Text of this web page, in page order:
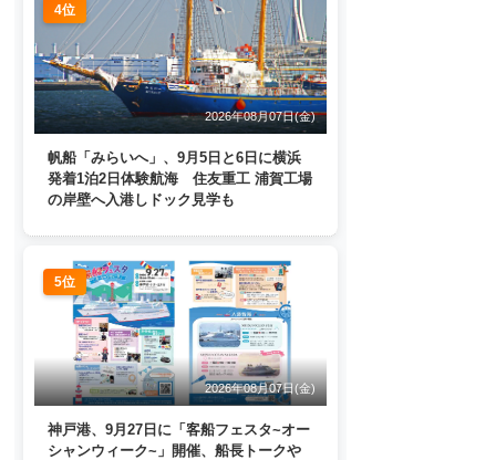
4位
2026年08月07日(金)
帆船「みらいへ」、9月5日と6日に横浜
発着1泊2日体験航海 住友重工 浦賀工場
の岸壁へ入港しドック見学も
5位
2026年08月07日(金)
神戸港、9月27日に「客船フェスタ~オー
シャンウィーク~」開催、船長トークや